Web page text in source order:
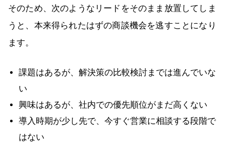
そのため、次のようなリードをそのまま放置してしま
うと、本来得られたはずの商談機会を逃すことになり
ます。
課題はあるが、解決策の比較検討までは進んでいな
い
興味はあるが、社内での優先順位がまだ高くない
導入時期が少し先で、今すぐ営業に相談する段階で
はない